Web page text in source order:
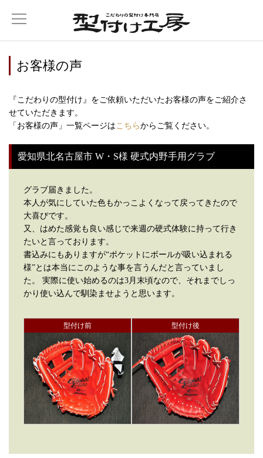
お客様の声
『こだわりの型付け』をご依頼いただいたお客様の声をご紹介さ
せていただきます。
「お客様の声」一覧ページはこちらからご覧ください。
愛知県北名古屋市 W・S様 硬式内野手用グラブ
グラブ届きました。
本人が気にしていた色もかっこよくなって戻ってきたので
大喜びです。
又、はめた感覚も良い感じで来週の硬式体験に持って行き
たいと言っております。
書込みにもありますが“ポケットにボールが吸い込まれる
様”とは本当にこのような事を言うんだと言っていまし
た。 実際に使い始めるのは3月末頃なので、それまでしっ
かり使い込んで馴染ませようと思います。
型付け前 型付け後